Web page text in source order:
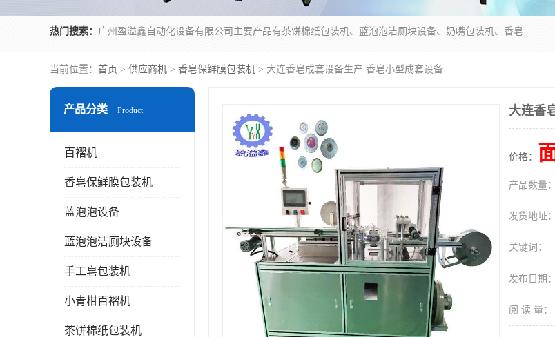
热门搜索： 广州盈溢鑫自动化设备有限公司主要产品有茶饼棉纸包装机、蓝泡泡洁厕块设备、奶嘴包装机、香皂保鲜膜包装机、泡壳吸塑包装机、手工皂包装机、百褶机等产品，并根据客户要求生产非标自动化机械及生产线。欢迎广大客户来电咨询！
当前位置： 首页 > 供应商机 > 香皂保鲜膜包装机 > 大连香皂成套设备生产 香皂小型成套设备
产品分类 Product
百褶机
香皂保鲜膜包装机
蓝泡泡设备
蓝泡泡洁厕块设备
手工皂包装机
小青柑百褶机
茶饼棉纸包装机
大连香
价格：
产品数量：
发货地址：
关键词：
发布日期：
阅 读 量：